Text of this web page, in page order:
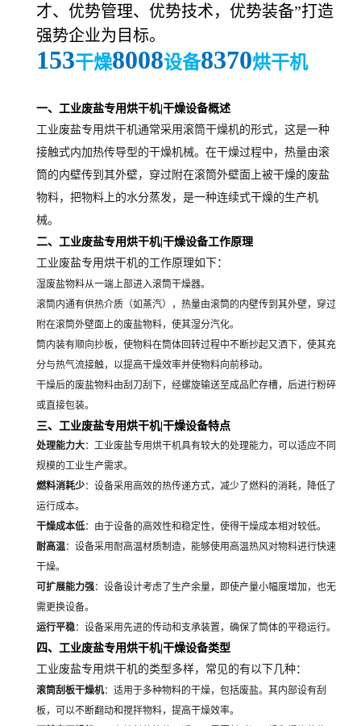
才、优势管理、优势技术，优势装备”打造
强势企业为目标。
153干燥8008设备8370烘干机
一、工业废盐专用烘干机|干燥设备概述
工业废盐专用烘干机通常采用滚筒干燥机的形式，这是一种
接触式内加热传导型的干燥机械。在干燥过程中，热量由滚
筒的内壁传到其外壁，穿过附在滚筒外壁面上被干燥的废盐
物料，把物料上的水分蒸发，是一种连续式干燥的生产机
械。
二、工业废盐专用烘干机|干燥设备工作原理
工业废盐专用烘干机的工作原理如下：
湿废盐物料从一端上部进入滚筒干燥器。
滚筒内通有供热介质（如蒸汽），热量由滚筒的内壁传到其外壁，穿过
附在滚筒外壁面上的废盐物料，使其湿分汽化。
筒内装有顺向抄板，使物料在筒体回转过程中不断抄起又洒下，使其充
分与热气流接触，以提高干燥效率并使物料向前移动。
干燥后的废盐物料由刮刀刮下，经螺旋输送至成品贮存槽，后进行粉碎
或直接包装。
三、工业废盐专用烘干机|干燥设备特点
处理能力大：工业废盐专用烘干机具有较大的处理能力，可以适应不同
规模的工业生产需求。
燃料消耗少：设备采用高效的热传递方式，减少了燃料的消耗，降低了
运行成本。
干燥成本低：由于设备的高效性和稳定性，使得干燥成本相对较低。
耐高温：设备采用耐高温材质制造，能够使用高温热风对物料进行快速
干燥。
可扩展能力强：设备设计考虑了生产余量，即使产量小幅度增加，也无
需更换设备。
运行平稳：设备采用先进的传动和支承装置，确保了筒体的平稳运行。
四、工业废盐专用烘干机|干燥设备类型
工业废盐专用烘干机的类型多样，常见的有以下几种：
滚筒刮板干燥机：适用于多种物料的干燥，包括废盐。其内部设有刮
板，可以不断翻动和搅拌物料，提高干燥效率。